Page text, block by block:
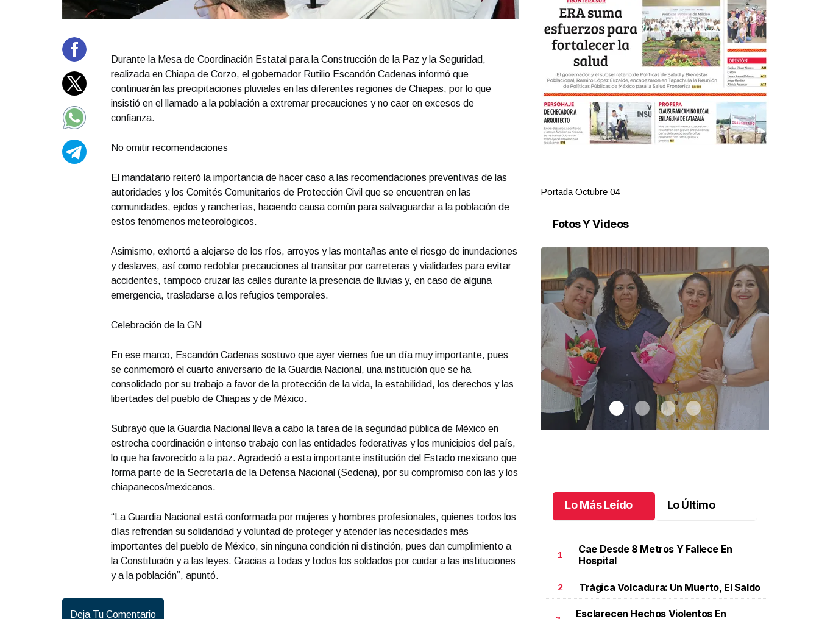
Durante la Mesa de Coordinación Estatal para la Construcción de la Paz y la Seguridad,
realizada en Chiapa de Corzo, el gobernador Rutilio Escandón Cadenas informó que
continuarán las precipitaciones pluviales en las diferentes regiones de Chiapas, por lo que
insistió en el llamado a la población a extremar precauciones y no caer en excesos de
confianza.
No omitir recomendaciones
El mandatario reiteró la importancia de hacer caso a las recomendaciones preventivas de las
autoridades y los Comités Comunitarios de Protección Civil que se encuentran en las
comunidades, ejidos y rancherías, haciendo causa común para salvaguardar a la población de
estos fenómenos meteorológicos.
Asimismo, exhortó a alejarse de los ríos, arroyos y las montañas ante el riesgo de inundaciones
y deslaves, así como redoblar precauciones al transitar por carreteras y vialidades para evitar
accidentes, tampoco cruzar las calles durante la presencia de lluvias y, en caso de alguna
emergencia, trasladarse a los refugios temporales.
Celebración de la GN
En ese marco, Escandón Cadenas sostuvo que ayer viernes fue un día muy importante, pues
se conmemoró el cuarto aniversario de la Guardia Nacional, una institución que se ha
consolidado por su trabajo a favor de la protección de la vida, la estabilidad, los derechos y las
libertades del pueblo de Chiapas y de México.
Subrayó que la Guardia Nacional lleva a cabo la tarea de la seguridad pública de México en
estrecha coordinación e intenso trabajo con las entidades federativas y los municipios del país,
lo que ha favorecido a la paz. Agradeció a esta importante institución del Estado mexicano que
forma parte de la Secretaría de la Defensa Nacional (Sedena), por su compromiso con las y los
chiapanecos/mexicanos.
“La Guardia Nacional está conformada por mujeres y hombres profesionales, quienes todos los
días refrendan su solidaridad y voluntad de proteger y atender las necesidades más
importantes del pueblo de México, sin ninguna condición ni distinción, pues dan cumplimiento a
la Constitución y a las leyes. Gracias a todas y todos los soldados por cuidar a las instituciones
y a la población”, apuntó.
Deja Tu Comentario
Portada Octubre 01 Portada Octubre 04
Fotos Y Videos
Una emotiva jubilación en educación especial .Una
emotiva jubilación en educación especial
Lo Más Leído Lo Último
1
Cae Desde 8 Metros Y Fallece En
Hospital
2 Trágica Volcadura: Un Muerto, El Saldo
Esclarecen Hechos Violentos En